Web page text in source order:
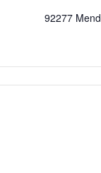
92277